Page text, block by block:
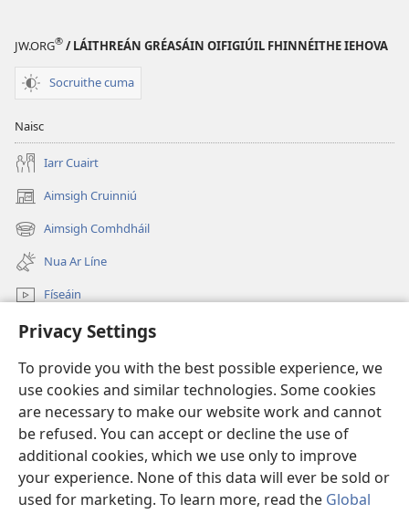
Privacy Settings
To provide you with the best possible experience, we
use cookies and similar technologies. Some cookies
are necessary to make our website work and cannot
be refused. You can accept or decline the use of
additional cookies, which we use only to improve
your experience. None of this data will ever be sold or
used for marketing. To learn more, read the Global
JW.ORG® / LÁITHREÁN GRÉASÁIN OIFIGIÚIL FHINNÉITHE IEHOVA
Socruithe cuma
Naisc
Iarr Cuairt
Aimsigh Cruinniú
(opens
new
window)
Aimsigh Comhdháil
(opens
new
window)
Nua Ar Líne
Físeáin
Cuardaigh
Síntiúis
(opens
new
window)Watchtower—Leabharlann ar Líne
(opens
new
window)JW Hub ®
(opens
new
window)